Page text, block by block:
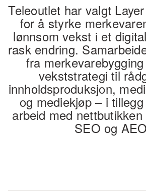
Teleoutlet har valgt
for å styrke
lønnsom vekst i et
rask endring.
fra
vekststrategi til
innholdsproduksjon,
og mediekjøp – i
arbeid med
SEO og